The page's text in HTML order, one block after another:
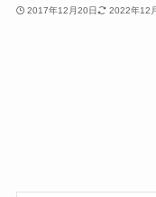
2017年12月20日 2022年12